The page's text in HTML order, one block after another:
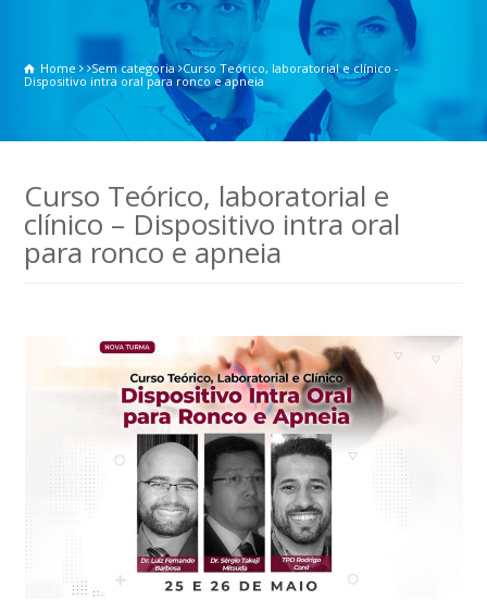
Home Sem categoria Curso Teórico, laboratorial e clínico -
Dispositivo intra oral para ronco e apneia
Curso Teórico, laboratorial e
clínico – Dispositivo intra oral
para ronco e apneia